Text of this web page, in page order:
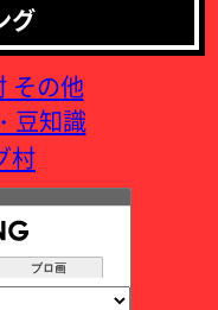
グ
村
ブロ画